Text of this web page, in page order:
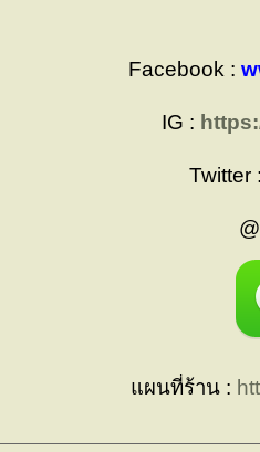
Facebook :
IG :
Twitter
แผนที่ร้าน :